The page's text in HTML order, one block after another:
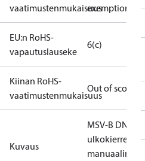
vaatimustenmukaisuusexemptions
EU:n RoHS-
vapautuslauseke
6(c)
Kiinan RoHS-
vaatimustenmukaisuus
Out of scope
Kuvaus
MSV-B DN 15,
ulkokierre,
manuaalinen